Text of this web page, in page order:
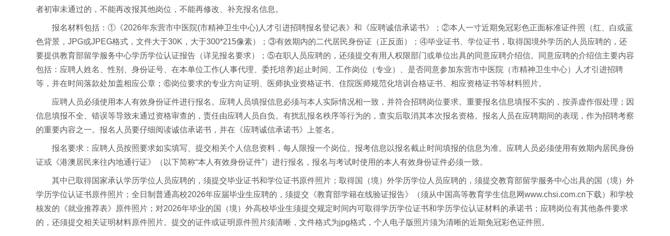
者初审未通过的，不能再改报其他岗位，不能再修改、补充报名信息。
报名材料包括：①《2026年东营市中医院(市精神卫生中心)人才引进招聘报名登记表》和《应聘诚信承诺书》；②本人一寸近期免冠彩色正面标准证件照（红、白或蓝
色背景，JPG或JPEG格式，文件大于30K，大于300*215像素）；③有效期内的二代居民身份证（正反面）；④毕业证书、学位证书，取得国境外学历的人员应聘的，还
要提供教育部留学服务中心学历学位认证报告（详见报名要求）；⑤在职人员应聘的，还须提交有用人权限部门或单位出具的同意应聘介绍信。同意应聘的介绍信主要内容
包括：应聘人姓名、性别、身份证号、在本单位工作(人事代理、委托培养)起止时间、工作岗位（专业）、是否同意参加东营市中医院（市精神卫生中心）人才引进招聘
等，并在时间落款处加盖相应公章；⑥岗位要求的专业方向证明、医师执业资格证书、住院医师规范化培训合格证书、相应资格证书等材料照片。
应聘人员必须使用本人有效身份证件进行报名。应聘人员填报信息必须与本人实际情况相一致，并符合招聘岗位要求。重要报名信息填报不实的，按弄虚作假处理；因
信息填报不全、错误等导致未通过资格审查的，责任由应聘人员自负。有扰乱报名秩序等行为的，查实后取消其本次报名资格。报名人员在应聘期间的表现，作为招聘考察
的重要内容之一。报名人员要仔细阅读诚信承诺书，并在《应聘诚信承诺书》上签名。
报名要求：应聘人员按照要求如实填写、提交相关个人信息资料，每人限报一个岗位。报考信息以报名截止时间填报的信息为准。应聘人员必须使用有效期内居民身份
证或《港澳居民来往内地通行证》（以下简称“本人有效身份证件”）进行报名，报名与考试时使用的本人有效身份证件必须一致。
其中已取得国家承认学历学位人员应聘的，须提交毕业证书和学位证书原件照片；取得国（境）外学历学位人员应聘的，须提交教育部留学服务中心出具的国（境）外
学历学位认证书原件照片；全日制普通高校2026年应届毕业生应聘的，须提交《教育部学籍在线验证报告》（须从中国高等教育学生信息网www.chsi.com.cn下载）和学校
核发的《就业推荐表》原件照片；对2026年毕业的国（境）外高校毕业生须提交规定时间内可取得学历学位证书和学历学位认证材料的承诺书；应聘岗位有其他条件要求
的，还须提交相关证明材料原件照片。提交的证件或证明原件照片须清晰，文件格式为jpg格式，个人电子版照片须为清晰的近期免冠彩色证件照。